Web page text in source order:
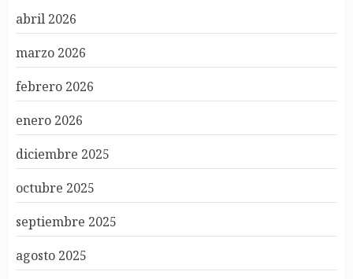
abril 2026
marzo 2026
febrero 2026
enero 2026
diciembre 2025
octubre 2025
septiembre 2025
agosto 2025